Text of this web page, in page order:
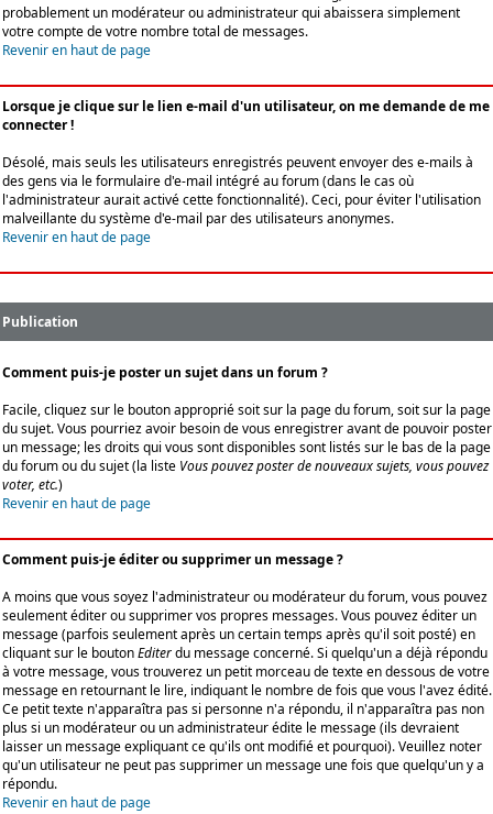
probablement un modérateur ou administrateur qui abaissera simplement
votre compte de votre nombre total de messages.
Revenir en haut de page
Lorsque je clique sur le lien e-mail d'un utilisateur, on me demande de me
connecter !
Désolé, mais seuls les utilisateurs enregistrés peuvent envoyer des e-mails à
des gens via le formulaire d'e-mail intégré au forum (dans le cas où
l'administrateur aurait activé cette fonctionnalité). Ceci, pour éviter l'utilisation
malveillante du système d'e-mail par des utilisateurs anonymes.
Revenir en haut de page
Publication
Comment puis-je poster un sujet dans un forum ?
Facile, cliquez sur le bouton approprié soit sur la page du forum, soit sur la page
du sujet. Vous pourriez avoir besoin de vous enregistrer avant de pouvoir poster
un message; les droits qui vous sont disponibles sont listés sur le bas de la page
du forum ou du sujet (la liste Vous pouvez poster de nouveaux sujets, vous pouvez
voter, etc.)
Revenir en haut de page
Comment puis-je éditer ou supprimer un message ?
A moins que vous soyez l'administrateur ou modérateur du forum, vous pouvez
seulement éditer ou supprimer vos propres messages. Vous pouvez éditer un
message (parfois seulement après un certain temps après qu'il soit posté) en
cliquant sur le boutonEditerdu message concerné. Si quelqu'un a déjà répondu
à votre message, vous trouverez un petit morceau de texte en dessous de votre
message en retournant le lire, indiquant le nombre de fois que vous l'avez édité.
Ce petit texte n'apparaîtra pas si personne n'a répondu, il n'apparaîtra pas non
plus si un modérateur ou un administrateur édite le message (ils devraient
laisser un message expliquant ce qu'ils ont modifié et pourquoi). Veuillez noter
qu'un utilisateur ne peut pas supprimer un message une fois que quelqu'un y a
répondu.
Revenir en haut de page